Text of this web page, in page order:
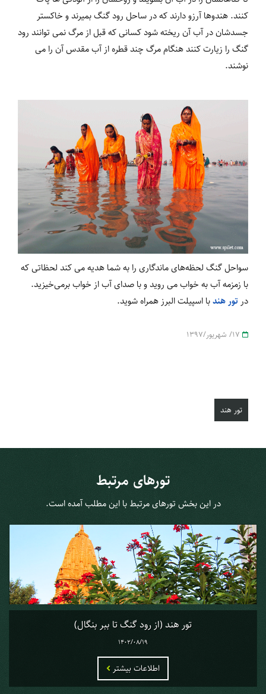
کنند. هندوها آرزو دارند که در ساحل رود گنگ بمیرند و خاکستر
جسدشان در آب آن ریخته شود کسانی که قبل از مرگ نمی توانند رود
گنگ را زیارت کنند هنگام مرگ چند قطره از آب مقدس آن را می
نوشند.
سواحل گنگ لحظه‌های ماندگاری را به شما هدیه می کند لحظاتی که
با زمزمه آب به خواب می روید و با صدای آب از خواب برمی‌خیزید.
در تور هندبا اسپیلت البرز همراه شوید.
تور هند
تورهای مرتبط
در این بخش تورهای مرتبط با این مطلب آمده است.
تور هند (از رود گنگ تا ببر بنگال)
1402/08/19
اطلاعات بیشتر